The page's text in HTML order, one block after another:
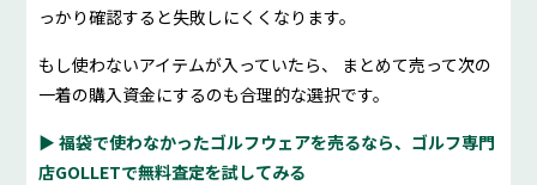
っかり確認すると失敗しにくくなります。
もし使わないアイテムが入っていたら、 まとめて売って次の
一着の購入資金にするのも合理的な選択です。
▶ 福袋で使わなかったゴルフウェアを売るなら、ゴルフ専門
店GOLLETで無料査定を試してみる